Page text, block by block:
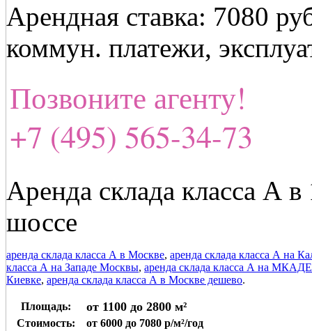
Арендная ставка: 7080
коммун. платежи,
Позвоните агенту!
+7 (495) 565-34-73
Аренда склада класса
шоссе
аренда склада класса А в Москве, аренда склада класса А на
класса А на Западе Москвы, аренда склада класса А на МКАДЕ
Киевке, аренда склада класса А в Москве дешево.
Площадь: от 1100 до 2800 м²
Стоимость: от 6000 до 7080 р/м²/год